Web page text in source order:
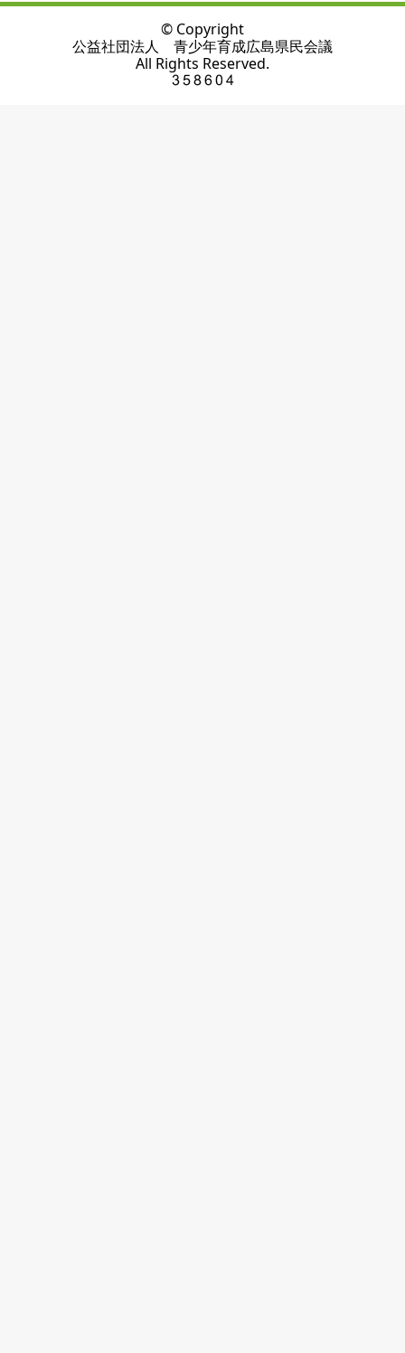
© Copyright
公益社団法人 青少年育成広島県民会議
All Rights Reserved.